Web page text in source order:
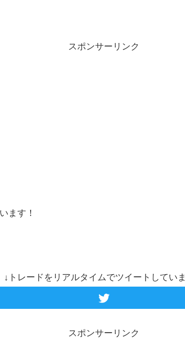
スポンサーリンク
ます！
↓トレードをリアルタイムでツイートしていま
スポンサーリンク